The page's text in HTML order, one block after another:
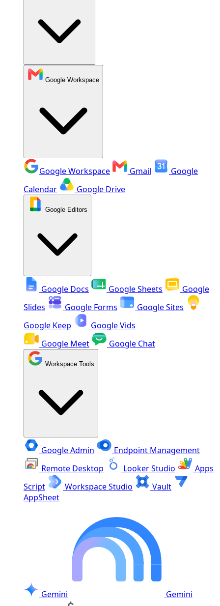
Google Workspace
Google Workspace Gmail
Google
Calendar
Google Drive
Google Editors
Google Docs Google Sheets
Google
Slides
Google Forms
Google Sites
Google Keep
Google Vids
Google Meet
Google Chat
Workspace Tools
Google Admin
Endpoint Management
Remote Desktop
Looker Studio
Apps
Script
Workspace Studio
Vault
AppSheet
Gemini
Gemini